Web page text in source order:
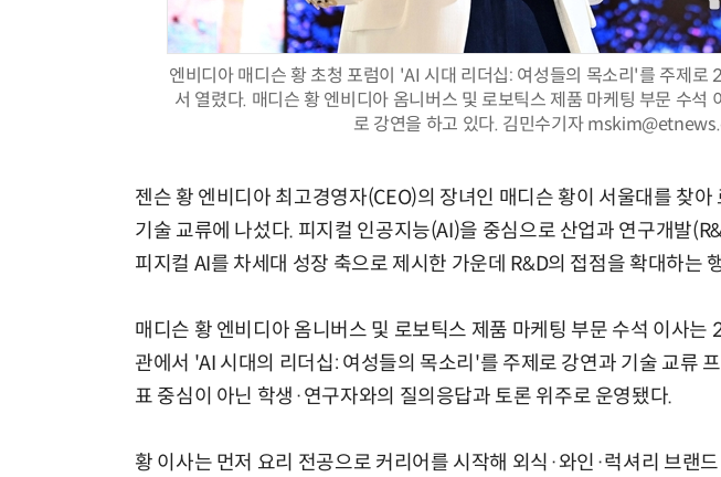
엔비디아 매디슨 황 초청 포럼이 'AI 시대 리더십: 여성들의 목소리'를 주제로
서 열렸다. 매디슨 황 엔비디아 옴니버스 및 로보틱스 제품 마케팅 부문 수석
로 강연을 하고 있다. 김민수기자
젠슨 황 엔비디아 최고경영자(CEO)의 장녀인 매디슨 황이 서울대를 찾아
기술 교류에 나섰다. 피지컬 인공지능(AI)을 중심으로 산업과 연구개발
피지컬 AI를 차세대 성장 축으로 제시한 가운데 R&D의 접점을 확대하는
매디슨 황 엔비디아 옴니버스 및 로보틱스 제품 마케팅 부문 수석 이사는
관에서 'AI 시대의 리더십: 여성들의 목소리'를 주제로 강연과 기술 교류
표 중심이 아닌 학생·연구자와의 질의응답과 토론 위주로 운영됐다.
황 이사는 먼저 요리 전공으로 커리어를 시작해 외식·와인·럭셔리 브랜
AI Native Enterprise를 지원하는 AI Ready Data 플랫폼 활용 전략